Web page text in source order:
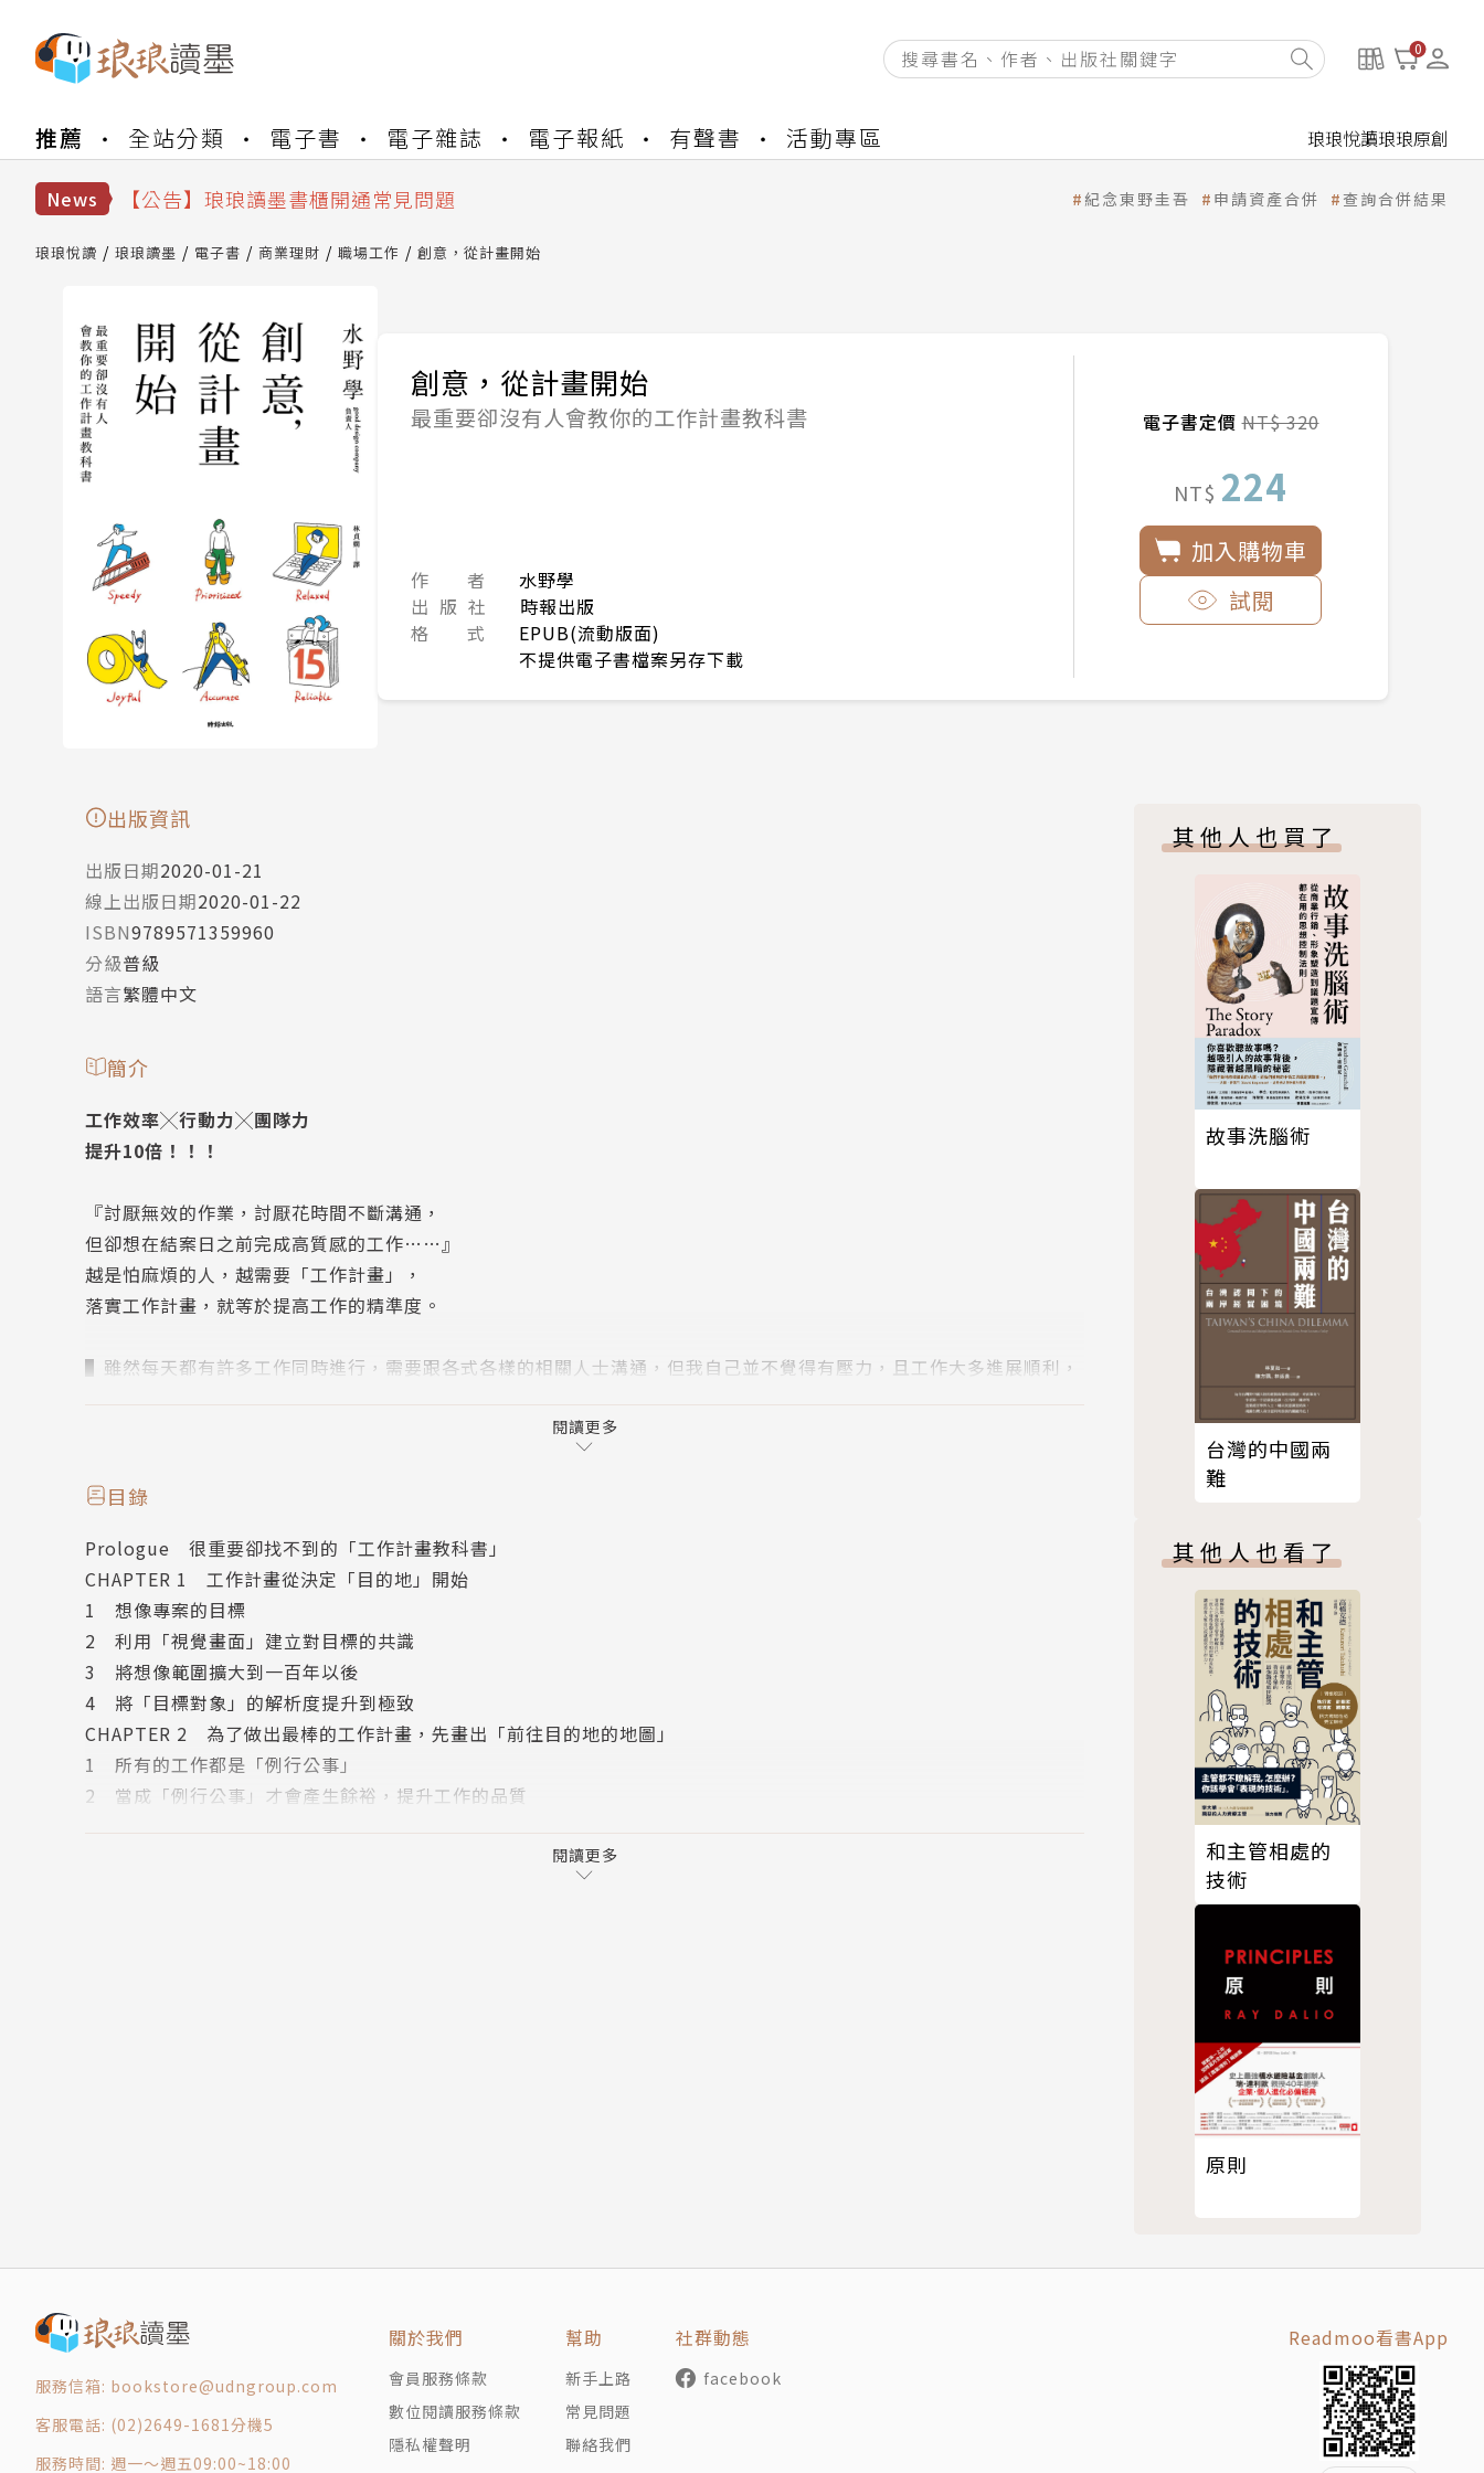
0
推薦 全站分類 電子書 電子雜誌 電子報紙 有聲書 活動專區 琅琅悅讀琅琅原創
News
【公告】因 Readmoo 讀墨系統維護中，本站同步暫停部分閱讀服務
【公告】琅琅讀墨數位閱讀資產合併與書櫃開通申請
【公告】琅琅讀墨書櫃開通常見問題
【公告】琅琅書店服務升級重要說明及資產合併結果查詢
紀念東野圭吾 申請資產合併 查詢合併結果
琅琅悅讀 琅琅讀墨 電子書 商業理財 職場工作 創意，從計畫開始
創意，從計畫開始
最重要卻沒有人會教你的工作計畫教科書
作 者
水野學
出 版 社
時報出版
格 式
EPUB(流動版面)
不提供電子書檔案另存下載
電子書定價NT$ 320
NT$ 224
加入購物車
試閱
出版資訊
出版日期2020-01-21
線上出版日期2020-01-22
ISBN9789571359960
分級普級
語言繁體中文
簡介
工作效率╳行動力╳團隊力
提升10倍！！！
『討厭無效的作業，討厭花時間不斷溝通，
但卻想在結案日之前完成高質感的工作……』
越是怕麻煩的人，越需要「工作計畫」，
落實工作計畫，就等於提高工作的精準度。
▌雖然每天都有許多工作同時進行，需要跟各式各樣的相關人士溝通，但我自己並不覺得有壓力，且工作大多進展順利，
法。但對專業的廚師來說，做蛋包飯只是例行公事，說不定閉著眼睛都能做；也因為如此，才有餘力做出更美味的極品蛋
包飯。
˙透過例行公事化減少做決定的次數，可以讓自己把精力集中在真正重要的事。
˙只有達到專家境界的人，才能事先準備並精益求精。
˙不要以「厲害的事」為目標，穩健地執行工作計畫，就能從中產生餘裕，逐漸提升工作的品質。
工作計畫的精神藏在經驗細節中！
沒有漏掉，現在的做法可以確實接近目標，且能依行事曆在預定的時間內一一執行。正因為有「工作計畫」，才能有始有
‧找出前人成功的範例
‧想像的力量可以取得好的工作成果
‧把核心概念轉化成容易理解的說法
閱讀更多
目錄
Prologue 很重要卻找不到的「工作計畫教科書」
CHAPTER 1 工作計畫從決定「目的地」開始
1 想像專案的目標
2 利用「視覺畫面」建立對目標的共識
3 將想像範圍擴大到一百年以後
4 將「目標對象」的解析度提升到極致
CHAPTER 2 為了做出最棒的工作計畫，先畫出「前往目的地的地圖」
1 所有的工作都是「例行公事」
2 當成「例行公事」才會產生餘裕，提升工作的品質
4 工作計畫順利進行的主管需要再多做的事
Epilogue 你的工作是為了讓人們幸福
版權頁
閱讀更多
其他人也買了
故事洗腦術
台灣的中國兩
難
其他人也看了
和主管相處的
技術
原則
服務信箱: bookstore@udngroup.com
客服電話: (02)2649-1681分機5
服務時間: 週一～週五09:00~18:00
關於我們
會員服務條款
數位閱讀服務條款
隱私權聲明
幫助
新手上路
常見問題
聯絡我們
社群動態
facebook
Readmoo看書App